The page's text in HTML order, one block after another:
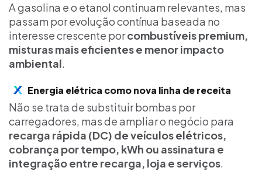
A gasolina e o etanol continuam relevantes, mas
passam por evolução contínua baseada no
interesse crescente porcombustíveis premium,
misturas mais eficientes e menor impacto
ambiental.
Energia elétrica como nova linha de receita
Não se trata de substituir bombas por
carregadores, mas de ampliar o negócio para
recarga rápida (DC) de veículos elétricos,
cobrança por tempo, kWh ou assinatura e
integração entre recarga, loja e serviços.